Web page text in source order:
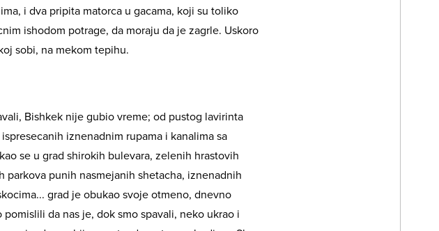
i dva pripita matorca u gacama, koji su toliko
ishodom potrage, da moraju da je zagrle. Uskoro
sobi, na mekom tepihu.
Bishkek nije gubio vreme; od pustog lavirinta
iznenadnim rupama i kanalima sa
se u grad shirokih bulevara, zelenih hrastovih
parkova punih nasmejanih shetacha, iznenadnih
grad je obukao svoje otmeno, dnevno
pomislili da nas je, dok smo spavali, neko ukrao i